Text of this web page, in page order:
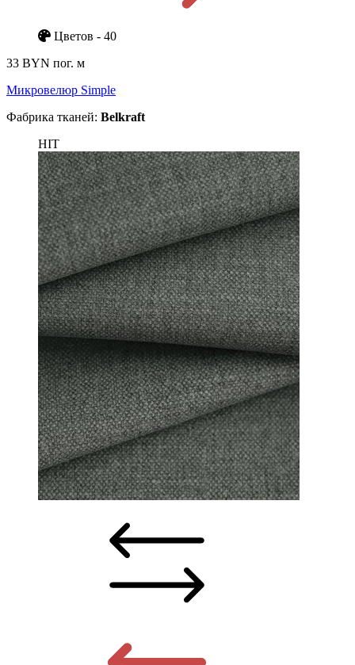
Цветов - 40
33 BYN пог. м
Микровелюр Simple
Фабрика тканей: Belkraft
HIT